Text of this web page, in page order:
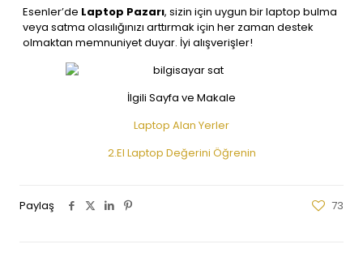
Esenler’de Laptop Pazarı, sizin için uygun bir laptop bulma
veya satma olasılığınızı arttırmak için her zaman destek
olmaktan memnuniyet duyar. İyi alışverişler!
İlgili Sayfa ve Makale
Laptop Alan Yerler
2.El Laptop Değerini Öğrenin
Paylaş 73